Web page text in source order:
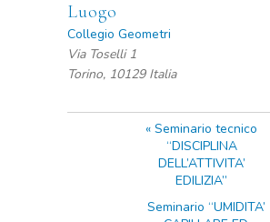
Luogo
Collegio Geometri
Via Toselli 1
Torino, 10129 Italia
« Seminario tecnico
“DISCIPLINA
DELL’ATTIVITA’
EDILIZIA”
Seminario “UMIDITA’